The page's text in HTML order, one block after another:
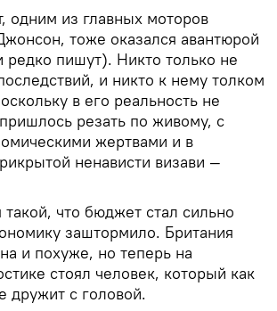
одним из главных моторов
тоже оказался авантюрой
редко пишут). Никто только не
и никто к нему толком
в его реальность не
резать по живому, с
жертвами и в
ненависти визави —
такой, что бюджет стал сильно
заштормило. Британия
и похуже, но теперь на
стоял человек, который как
дружит с головой.